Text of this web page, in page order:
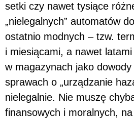
setki czy nawet tysiące
„nielegalnych” automatów
ostatnio modnych – tzw.
i miesiącami, a nawet
w magazynach jako
sprawach o „urządzanie
nielegalnie. Nie muszę
finansowych i moralnych,